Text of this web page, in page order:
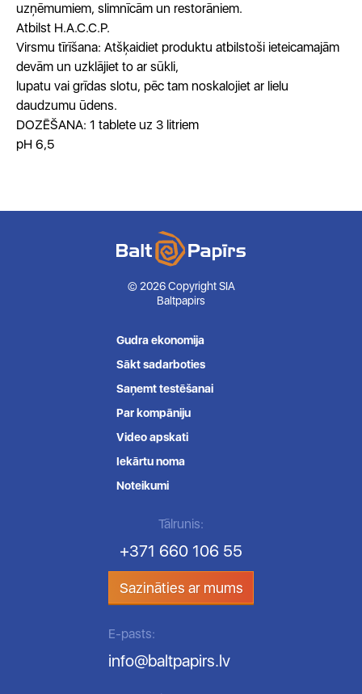
uzņēmumiem, slimnīcām un restorāniem.
Atbilst H.A.C.C.P.
Virsmu tīrīšana: Atšķaidiet produktu atbilstoši ieteicamajām
devām un uzklājiet to ar sūkli,
lupatu vai grīdas slotu, pēc tam noskalojiet ar lielu
daudzumu ūdens.
DOZĒŠANA: 1 tablete uz 3 litriem
pH 6,5
© 2026 Copyright SIA
Baltpapirs
Gudra ekonomija
Sākt sadarboties
Saņemt testēšanai
Par kompāniju
Video apskati
Iekārtu noma
Noteikumi
Tālrunis:
+371 660 106 55
Sazināties ar mums
E-pasts:
info@baltpapirs.lv